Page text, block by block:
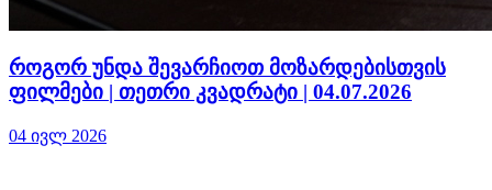
როგორ უნდა შევარჩიოთ მოზარდებისთვის
ფილმები | თეთრი კვადრატი | 04.07.2026
04 ივლ 2026